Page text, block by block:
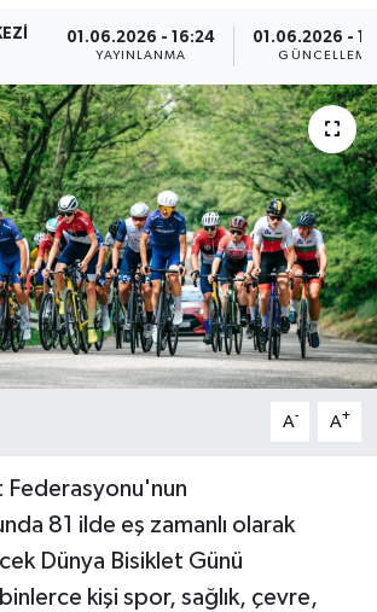
01.06.2026 - 16:24
YAYINLANMA
01.06.2026 -
GÜNCELLEME
A- A+
Federasyonu'nun
81 ilde eş zamanlı olarak
Dünya Bisiklet Günü
kişi spor, sağlık, çevre,